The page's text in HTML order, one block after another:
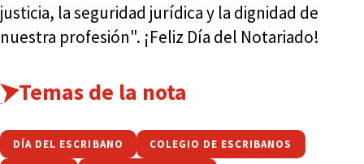
justicia, la seguridad jurídica y la dignidad de
nuestra profesión". ¡Feliz Día del Notariado!
Temas de la nota
DÍA DEL ESCRIBANO COLEGIO DE ESCRIBANOS